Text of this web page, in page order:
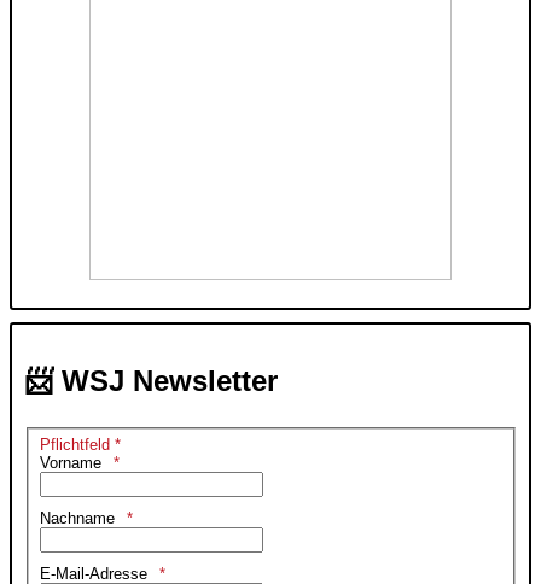
📨 WSJ Newsletter
Pflichtfeld *
Vorname
Nachname
E-Mail-Adresse